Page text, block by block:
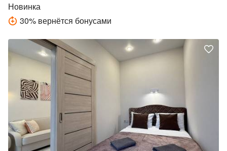
Новинка
30% вернётся бонусами